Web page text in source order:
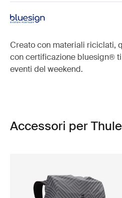
Creato con materiali riciclati,
con certificazione bluesign®
eventi del weekend.
Accessori per